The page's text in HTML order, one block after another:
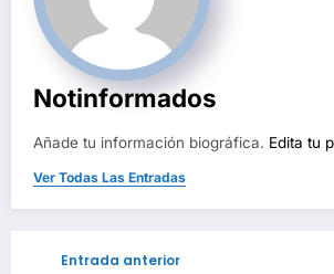
Notinformados
Añade tu información biográfica. Edita tu
Ver Todas Las Entradas
Entrada anterior